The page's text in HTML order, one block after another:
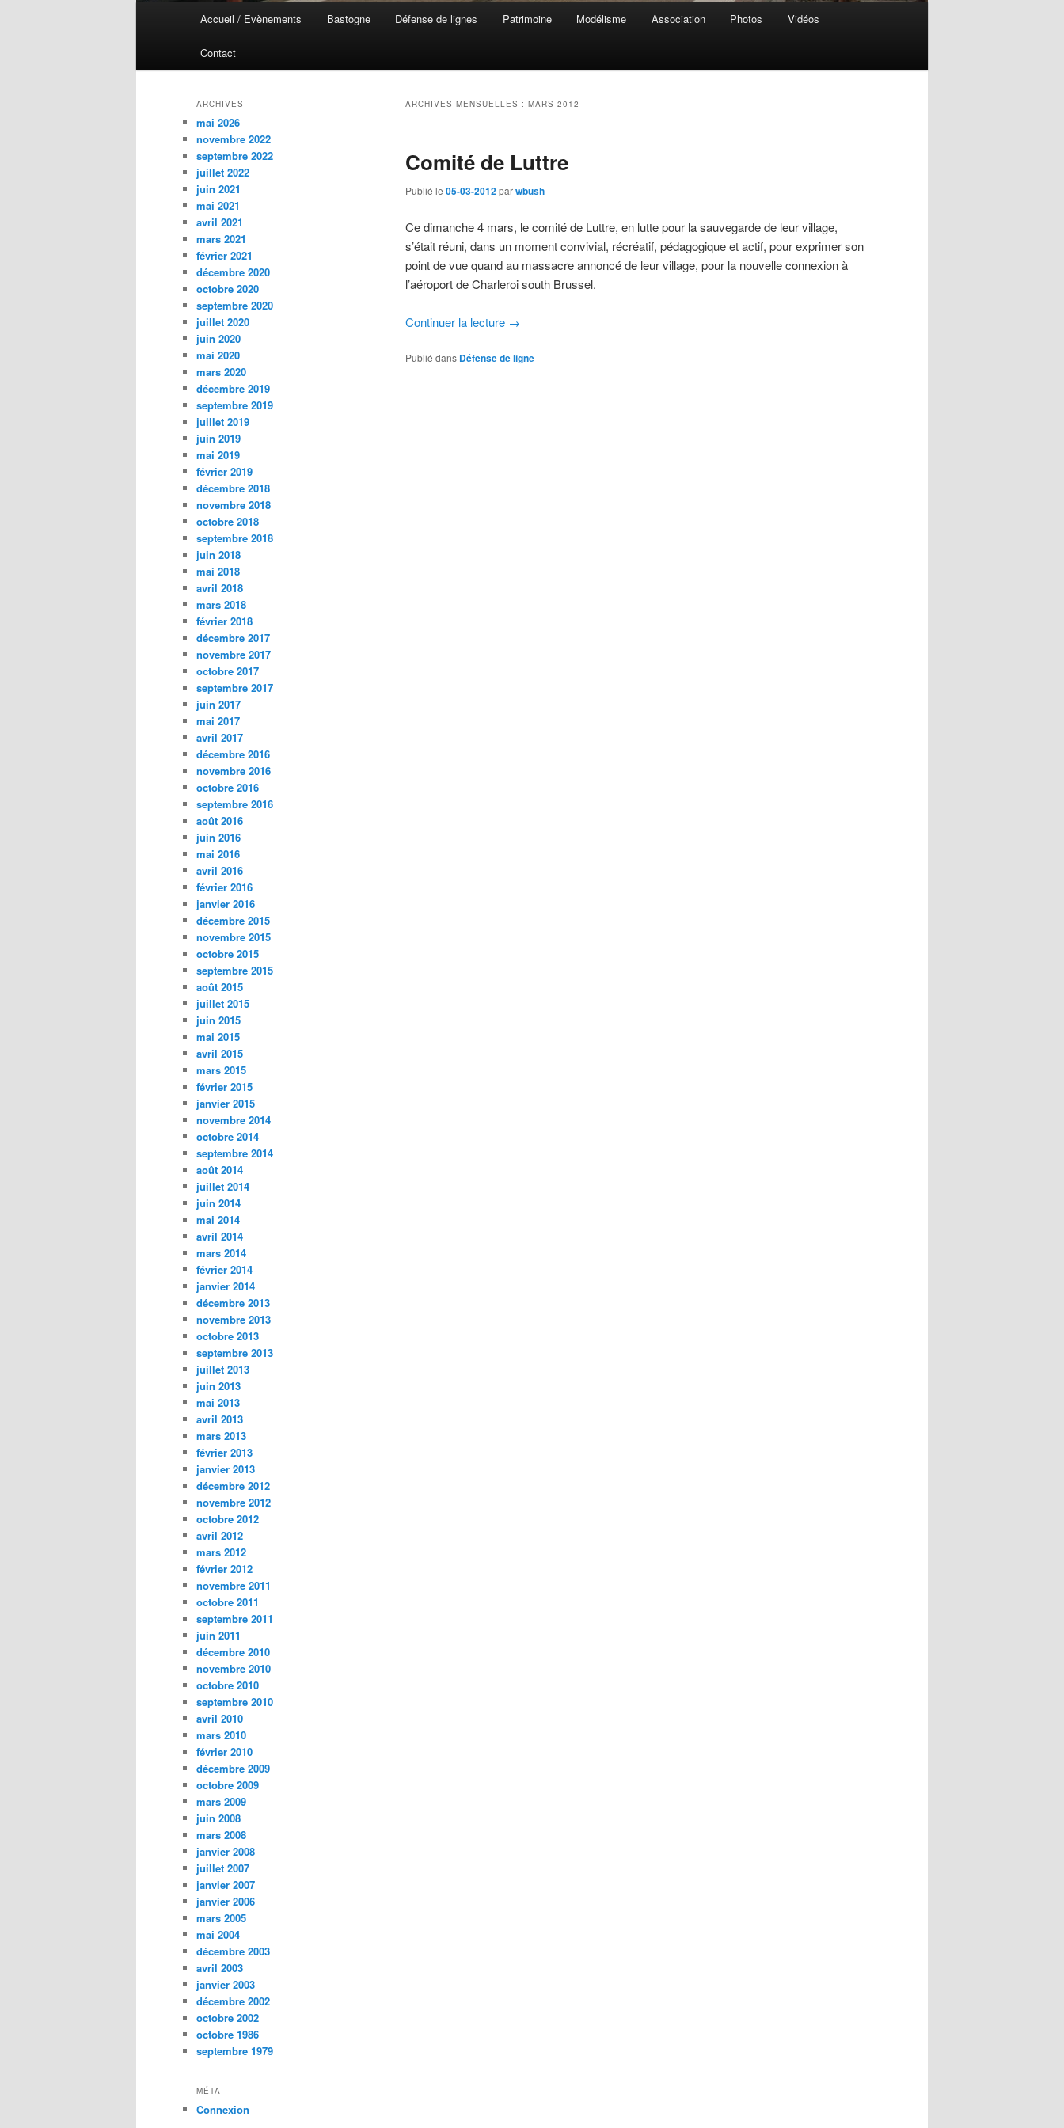
Aller
au
contenu
principal
Aller
au
contenu
secondaire
Accueil / Evènements Bastogne Défense de lignes Patrimoine Modélisme Association Photos Vidéos
Contact
ARCHIVES MENSUELLES : MARS 2012
Comité de Luttre
Publié le 05-03-2012parwbush
Ce dimanche 4 mars, le comité de Luttre, en lutte pour la sauvegarde de leur village,
s’était réuni, dans un moment convivial, récréatif, pédagogique et actif, pour exprimer son
point de vue quand au massacre annoncé de leur village, pour la nouvelle connexion à
l’aéroport de Charleroi south Brussel.
Continuer la lecture →
Publié dans Défense de ligne
ARCHIVES
mai 2026
novembre 2022
septembre 2022
juillet 2022
juin 2021
mai 2021
avril 2021
mars 2021
février 2021
décembre 2020
octobre 2020
septembre 2020
juillet 2020
juin 2020
mai 2020
mars 2020
décembre 2019
septembre 2019
juillet 2019
juin 2019
mai 2019
février 2019
décembre 2018
novembre 2018
octobre 2018
septembre 2018
juin 2018
mai 2018
avril 2018
mars 2018
février 2018
décembre 2017
novembre 2017
octobre 2017
septembre 2017
juin 2017
mai 2017
avril 2017
décembre 2016
novembre 2016
octobre 2016
septembre 2016
août 2016
juin 2016
mai 2016
avril 2016
février 2016
janvier 2016
décembre 2015
novembre 2015
octobre 2015
septembre 2015
août 2015
juillet 2015
juin 2015
mai 2015
avril 2015
mars 2015
février 2015
janvier 2015
novembre 2014
octobre 2014
septembre 2014
août 2014
juillet 2014
juin 2014
mai 2014
avril 2014
mars 2014
février 2014
janvier 2014
décembre 2013
novembre 2013
octobre 2013
septembre 2013
juillet 2013
juin 2013
mai 2013
avril 2013
mars 2013
février 2013
janvier 2013
décembre 2012
novembre 2012
octobre 2012
avril 2012
mars 2012
février 2012
novembre 2011
octobre 2011
septembre 2011
juin 2011
décembre 2010
novembre 2010
octobre 2010
septembre 2010
avril 2010
mars 2010
février 2010
décembre 2009
octobre 2009
mars 2009
juin 2008
mars 2008
janvier 2008
juillet 2007
janvier 2007
janvier 2006
mars 2005
mai 2004
décembre 2003
avril 2003
janvier 2003
décembre 2002
octobre 2002
octobre 1986
septembre 1979
MÉTA
Connexion